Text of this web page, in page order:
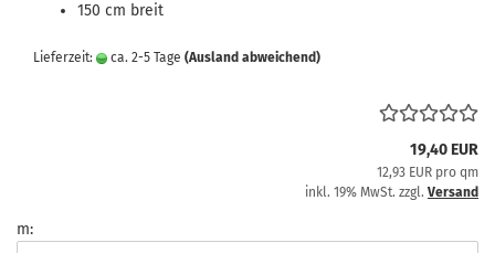
150 cm breit
Lieferzeit: ca. 2-5 Tage (Ausland abweichend)
19,40 EUR
12,93 EUR pro qm
inkl. 19% MwSt. zzgl. Versand
m: